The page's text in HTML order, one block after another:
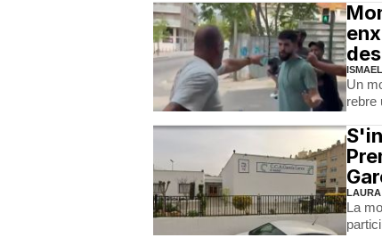
Un
rebre
LAURA
La